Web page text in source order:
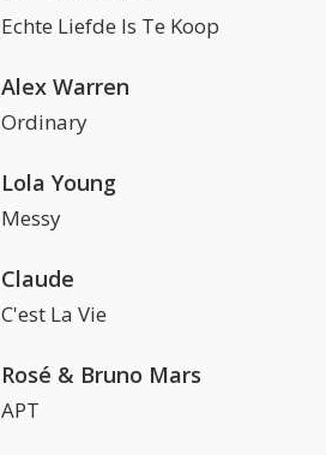
Echte Liefde Is Te Koop
Alex Warren
Ordinary
Lola Young
Messy
Claude
C'est La Vie
Rosé & Bruno Mars
APT